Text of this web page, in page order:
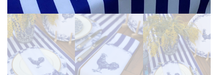
Passion Flower (2)
Peçete (41)
Red Serenity (28)
Runner (14)
Supla (8)
Wild Flowers (2)